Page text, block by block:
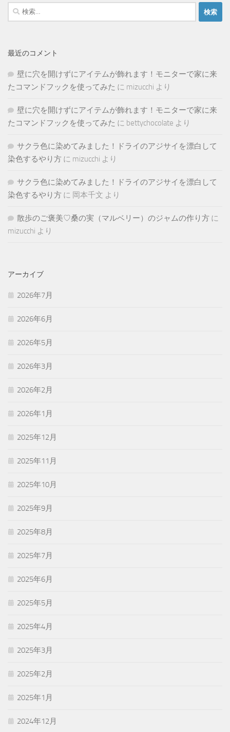
検
索:
最近のコメント
壁に穴を開けずにアイテムが飾れます！モニターで家に来
たコマンドフックを使ってみた に mizucchi より
壁に穴を開けずにアイテムが飾れます！モニターで家に来
たコマンドフックを使ってみた に bettychocolate より
サクラ色に染めてみました！ドライのアジサイを漂白して
染色するやり方 に mizucchi より
サクラ色に染めてみました！ドライのアジサイを漂白して
染色するやり方 に 岡本千文 より
散歩のご褒美♡桑の実（マルベリー）のジャムの作り方 に
mizucchi より
アーカイブ
2026年7月
2026年6月
2026年5月
2026年3月
2026年2月
2026年1月
2025年12月
2025年11月
2025年10月
2025年9月
2025年8月
2025年7月
2025年6月
2025年5月
2025年4月
2025年3月
2025年2月
2025年1月
2024年12月